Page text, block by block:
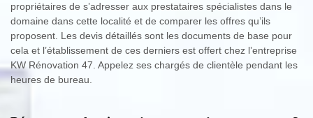
propriétaires de s’adresser aux prestataires spécialistes dans le
domaine dans cette localité et de comparer les offres qu’ils
proposent. Les devis détaillés sont les documents de base pour
cela et l’établissement de ces derniers est offert chez l’entreprise
KW Rénovation 47. Appelez ses chargés de clientèle pendant les
heures de bureau.